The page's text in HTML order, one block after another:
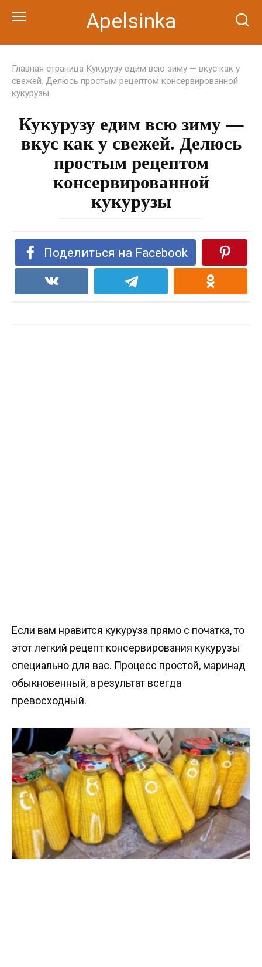
Apelsinka
Главная страница Кукурузу едим всю зиму — вкус как у
свежей. Делюсь простым рецептом консервированной
кукурузы
Кукурузу едим всю зиму —
вкус как у свежей. Делюсь
простым рецептом
консервированной
кукурузы
Поделиться на Facebook
Если вам нравится кукуруза прямо с початка, то
этот легкий рецепт консервирования кукурузы
специально для вас. Процесс простой, маринад
обыкновенный, а результат всегда
превосходный.